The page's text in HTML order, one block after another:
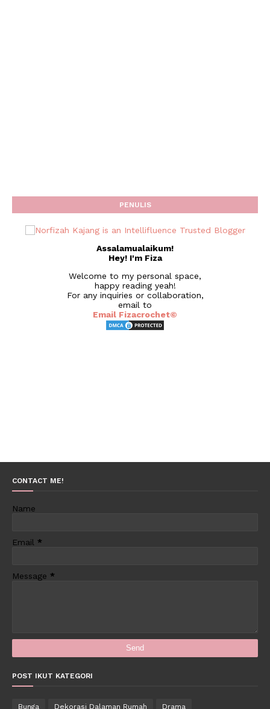
PENULIS
Assalamualaikum!
Hey! I'm Fiza
Welcome to my personal space,
happy reading yeah!
For any inquiries or collaboration,
email to
Email Fizacrochet©
CONTACT ME!
Name
Email *
Message *
POST IKUT KATEGORI
Bunga Dekorasi Dalaman Rumah Drama